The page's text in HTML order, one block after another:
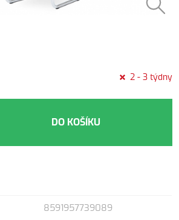
2 - 3 týdny
DO KOŠÍKU
8591957739089